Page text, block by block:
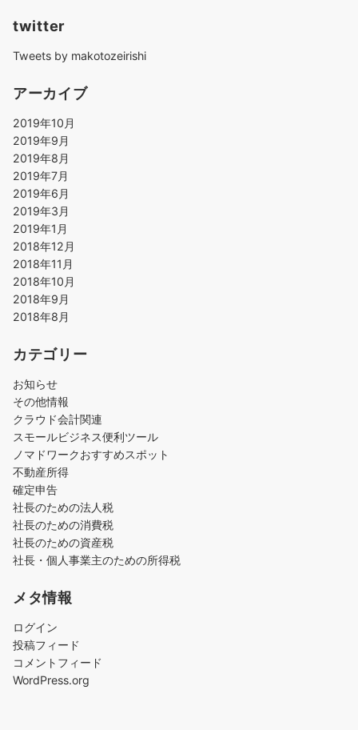
twitter
Tweets by makotozeirishi
アーカイブ
2019年10月
2019年9月
2019年8月
2019年7月
2019年6月
2019年3月
2019年1月
2018年12月
2018年11月
2018年10月
2018年9月
2018年8月
カテゴリー
お知らせ
その他情報
クラウド会計関連
スモールビジネス便利ツール
ノマドワークおすすめスポット
不動産所得
確定申告
社長のための法人税
社長のための消費税
社長のための資産税
社長・個人事業主のための所得税
メタ情報
ログイン
投稿フィード
コメントフィード
WordPress.org